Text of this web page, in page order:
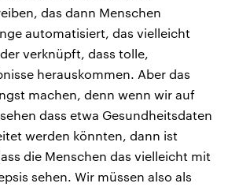
das dann Menschen
automatisiert, das vielleicht
verknüpft, dass tolle,
herauskommen. Aber das
machen, denn wenn wir auf
dass etwa Gesundheitsdaten
werden könnten, dann ist
die Menschen das vielleicht mit
sehen. Wir müssen also als